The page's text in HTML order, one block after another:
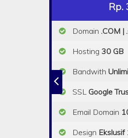
Rp.
Domain .COM |
Hosting 30 GB
Bandwith
SSL Google
Email Domain
Design Ekslusif